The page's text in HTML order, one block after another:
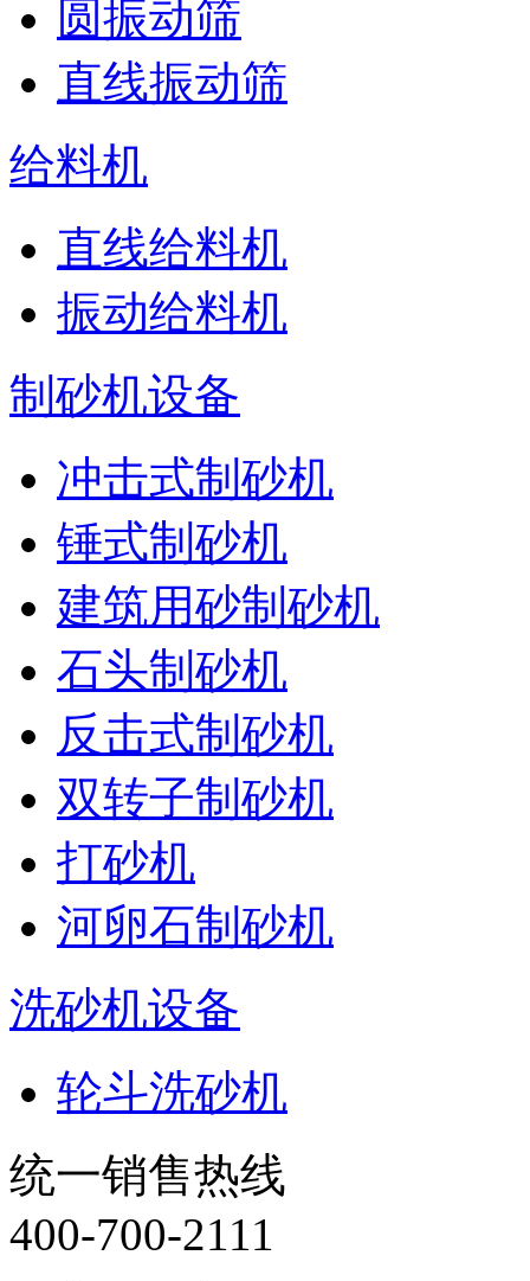
圆振动筛
直线振动筛
给料机
直线给料机
振动给料机
制砂机设备
冲击式制砂机
锤式制砂机
建筑用砂制砂机
石头制砂机
反击式制砂机
双转子制砂机
打砂机
河卵石制砂机
洗砂机设备
轮斗洗砂机
统一销售热线
400-700-2111